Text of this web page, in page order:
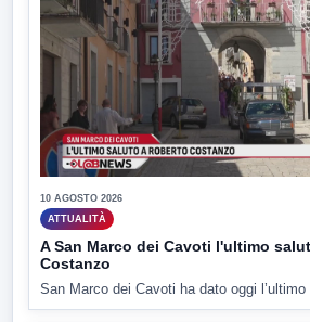
10 AGOSTO 2026
ATTUALITÀ
A San Marco dei Cavoti l'ultimo
Costanzo
San Marco dei Cavoti ha dato oggi